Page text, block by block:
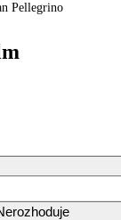
Pellegrino